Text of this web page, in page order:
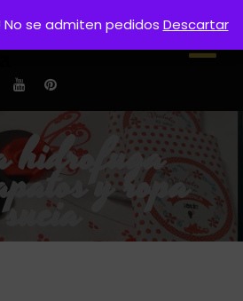
hidrofuga
y ropa
sucia
No se admiten pedidos Descartar